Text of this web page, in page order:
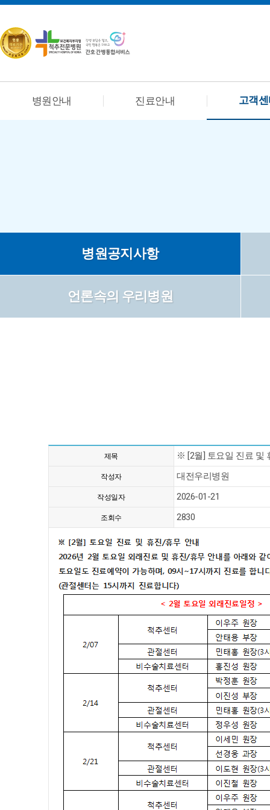
병원안내 진료안내 고객
병원공지사항
언론속의 우리병원
제목 ※ [2월] 토요일 진료 및
작성자 대전우리병원
작성일자 2026-01-21
조회수 2830